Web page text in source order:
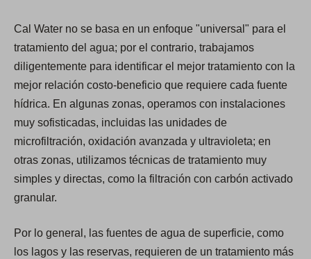
Cal Water no se basa en un enfoque "universal" para el
tratamiento del agua; por el contrario, trabajamos
diligentemente para identificar el mejor tratamiento con la
mejor relación costo-beneficio que requiere cada fuente
hídrica. En algunas zonas, operamos con instalaciones
muy sofisticadas, incluidas las unidades de
microfiltración, oxidación avanzada y ultravioleta; en
otras zonas, utilizamos técnicas de tratamiento muy
simples y directas, como la filtración con carbón activado
granular.
Por lo general, las fuentes de agua de superficie, como
los lagos y las reservas, requieren de un tratamiento más